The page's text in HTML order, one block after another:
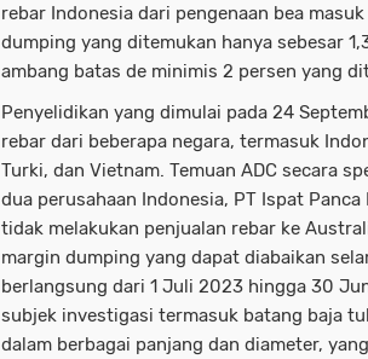
rebar Indonesia dari pengenaan bea
dumping yang ditemukan hanya sebesar
ambang batas de minimis 2 persen yang
Penyelidikan yang dimulai pada 24
rebar dari beberapa negara, termasuk
Turki, dan Vietnam. Temuan ADC secara
dua perusahaan Indonesia, PT Ispat
tidak melakukan penjualan rebar ke
margin dumping yang dapat diabaikan
berlangsung dari 1 Juli 2023 hingga 30
subjek investigasi termasuk batang baja
dalam berbagai panjang dan diameter,